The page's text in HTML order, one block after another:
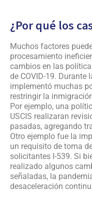
¿Por qué los
Muchos factores
procesamiento
cambios en las
de COVID-19. Durante
implementó muchas
restringir la
Por ejemplo, una
USCIS realizaran
pasadas, agregando
Otro ejemplo fue la
un requisito de toma
solicitantes I-539. Si
realizado algunos
señaladas, la
desaceleración